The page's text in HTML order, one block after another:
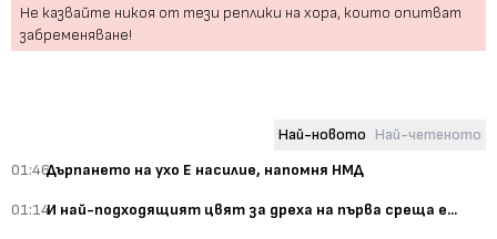
Не казвайте никоя от тези реплики на хора, които опитват
забременяване!
Най-новото Най-четеното
01:46Дърпането на ухо Е насилие, напомня НМД
01:14И най-подходящият цвят за дреха на първа среща е...